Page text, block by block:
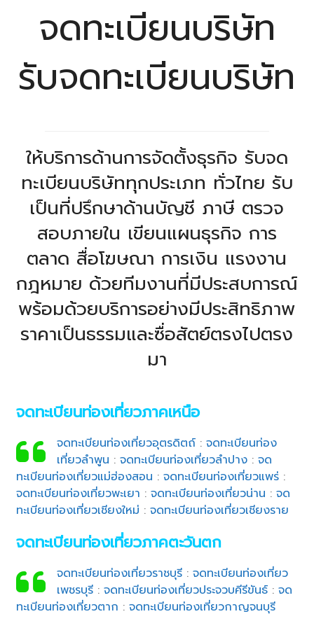
จดทะเบียนบริษัท
รับจดทะเบียนบริษัท
ให้บริการด้านการจัดตั้งธุรกิจ รับจด
ทะเบียนบริษัททุกประเภท ทั่วไทย รับ
เป็นที่ปรึกษาด้านบัญชี ภาษี ตรวจ
สอบภายใน เขียนแผนธุรกิจ การ
ตลาด สื่อโฆษณา การเงิน แรงงาน
กฎหมาย ด้วยทีมงานที่มีประสบการณ์
พร้อมด้วยบริการอย่างมีประสิทธิภาพ
ราคาเป็นธรรมและซื่อสัตย์ตรงไปตรง
มา
จดทะเบียนท่องเที่ยวภาคเหนือ
จดทะเบียนท่องเที่ยวอุตรดิตถ์: จดทะเบียนท่อง
เที่ยวลำพูน : จดทะเบียนท่องเที่ยวลำปาง: จด
ทะเบียนท่องเที่ยวแม่ฮ่องสอน :จดทะเบียนท่องเที่ยวแพร่ :
จดทะเบียนท่องเที่ยวพะเยา :จดทะเบียนท่องเที่ยวน่าน :จด
ทะเบียนท่องเที่ยวเชียงใหม่ :จดทะเบียนท่องเที่ยวเชียงราย
จดทะเบียนท่องเที่ยวภาคตะวันตก
จดทะเบียนท่องเที่ยวราชบุรี: จดทะเบียนท่องเที่ยว
เพชรบุรี: จดทะเบียนท่องเที่ยวประจวบคีรีขันธ์: จด
ทะเบียนท่องเที่ยวตาก :จดทะเบียนท่องเที่ยวกาญจนบุรี